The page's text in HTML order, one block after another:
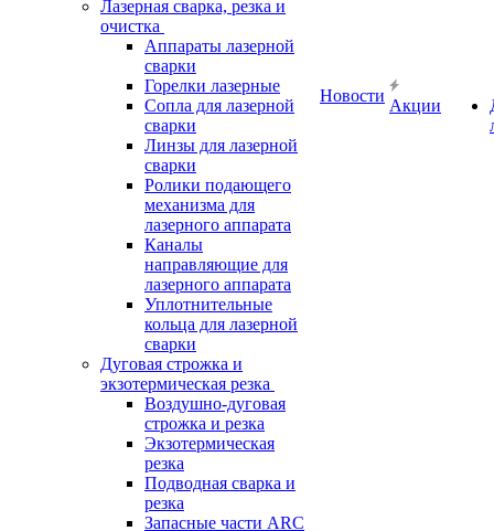
Лазерная сварка, резка и
очистка
Аппараты лазерной
сварки
Горелки лазерные
Сопла для лазерной
сварки
Линзы для лазерной
сварки
Ролики подающего
механизма для
лазерного аппарата
Каналы
направляющие для
лазерного аппарата
Уплотнительные
кольца для лазерной
сварки
Дуговая строжка и
экзотермическая резка
Воздушно-дуговая
строжка и резка
Экзотермическая
резка
Подводная сварка и
резка
Запасные части ARC
Новости
Акции